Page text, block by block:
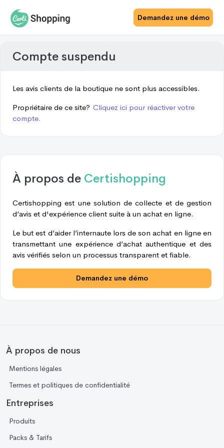
Demandez une démo
Compte suspendu
Les avis clients de la boutique ne sont plus accessibles.
Propriétaire de ce site? Cliquez ici pour réactiver votre
compte.
À propos de Certishopping
Certishopping est une solution de collecte et de gestion
d’avis et d'expérience client suite à un achat en ligne.
Le but est d’aider l’internaute lors de son achat en ligne en
transmettant une expérience d’achat authentique et des
avis vérifiés selon un processus transparent et fiable.
Demandez une démo
À propos de nous
Mentions légales
Termes et politiques de confidentialité
Entreprises
Produits
Packs & Tarifs